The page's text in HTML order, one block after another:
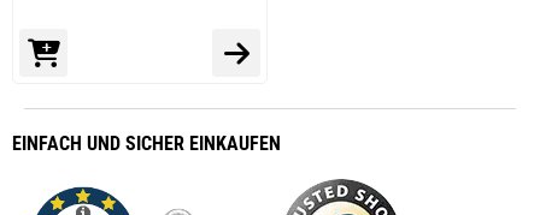
EINFACH UND SICHER EINKAUFEN